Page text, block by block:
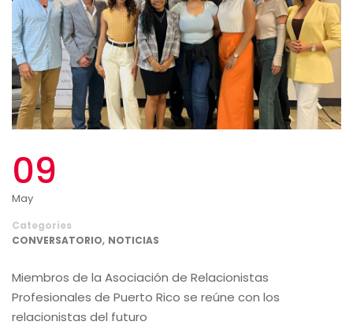
09
May
Categories
CONVERSATORIO, NOTICIAS
Miembros de la Asociación de Relacionistas
Profesionales de Puerto Rico se reúne con los
relacionistas del futuro